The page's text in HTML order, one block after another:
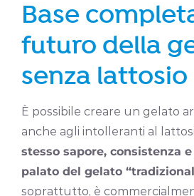
Base
futuro della
senza lattosio
È possibile creare un gelato
anche agli intolleranti al
stesso sapore, consistenza
palato del gelato
soprattutto, è